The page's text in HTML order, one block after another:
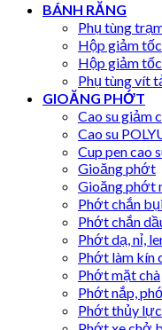
BÁNH RĂNG
Phụ tùng
Hộp giảm
Hộp giảm
Phụ tùng vít
GIOĂNG PHỚT
Cao su giảm
Cao su
Cup pen cao
Gioăng phớt
Gioăng phớt
Phớt chắn
Phớt chắn
Phớt dạ, nỉ,
Phớt làm kín
Phớt mặt chà
Phớt nắp,
Phớt thủy lực